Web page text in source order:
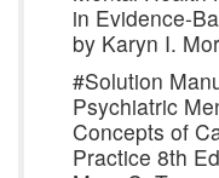
in Evidence-
by Karyn I.
#Solution
Psychiatric
Concepts of
Practice 8th